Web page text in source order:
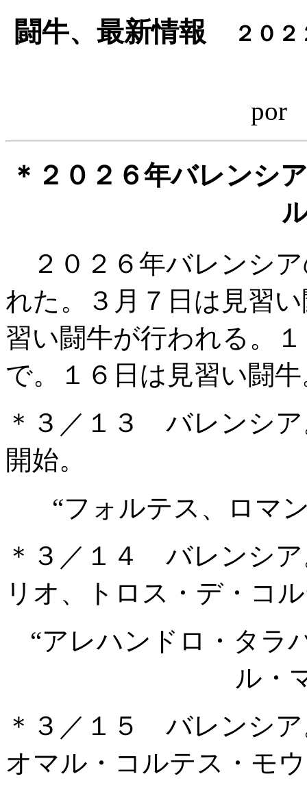
闘牛、最新情報 ２０
por
＊２０２６年バレンシ
２０２６年バレンシ
れた。３月７日は見習
習い闘牛が行われる。
で。１６日は見習い闘
＊３／１３ バレンシ
開始。
“フォルテス、ロマ
＊３／１４ バレンシ
リオ、トロス・デ・コ
“アレハンドロ・タラ
ル・
＊３／１５ バレンシ
オマル・コルテス・モ